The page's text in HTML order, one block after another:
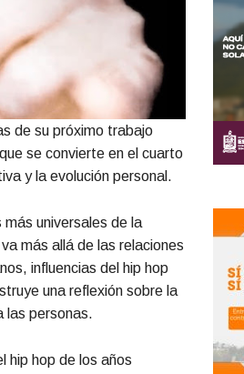
de su próximo trabajo
se convierte en el cuarto
y la evolución personal.
universales de la
más allá de las relaciones
influencias del hip hop
una reflexión sobre la
las personas.
hip hop de los años